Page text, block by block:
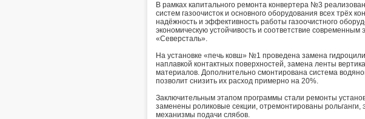
В рамках капитального ремонта конвертера №3
систем газоочисток и основного оборудования всех трёх
надёжность и эффективность работы газоочистного
экономическую устойчивость и соответствие современным
«Северсталь».
На установке «печь ковш» №1 проведена замена
наплавкой контактных поверхностей, замена ленты
материалов. Дополнительно смонтирована система
позволит снизить их расход примерно на 20%.
Заключительным этапом программы стали ремонты
заменены роликовые секции, отремонтированы
механизмы подачи слябов.